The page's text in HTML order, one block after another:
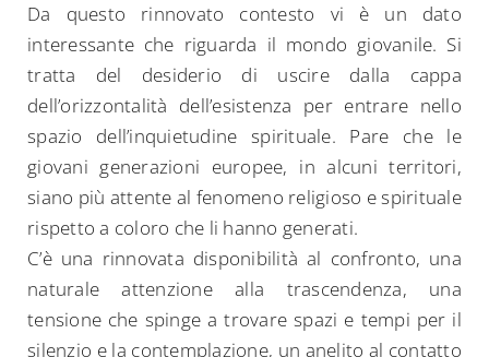
Da questo rinnovato contesto vi è un dato
interessante che riguarda il mondo giovanile. Si
tratta del desiderio di uscire dalla cappa
dell’orizzontalità dell’esistenza per entrare nello
spazio dell’inquietudine spirituale. Pare che le
giovani generazioni europee, in alcuni territori,
siano più attente al fenomeno religioso e spirituale
rispetto a coloro che li hanno generati.
C’è una rinnovata disponibilità al confronto, una
naturale attenzione alla trascendenza, una
tensione che spinge a trovare spazi e tempi per il
silenzio e la contemplazione, un anelito al contatto